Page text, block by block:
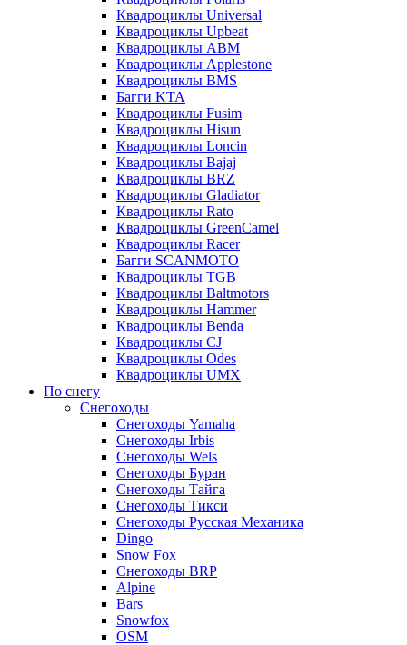
Квадроциклы Universal
Квадроциклы Upbeat
Квадроциклы ABM
Квадроциклы Applestone
Квадроциклы BMS
Багги KTA
Квадроциклы Fusim
Квадроциклы Hisun
Квадроциклы Loncin
Квадроциклы Bajaj
Квадроциклы BRZ
Квадроциклы Gladiator
Квадроциклы Rato
Квадроциклы GreenCamel
Квадроциклы Racer
Багги SCANMOTO
Квадроциклы TGB
Квадроциклы Baltmotors
Квадроциклы Hammer
Квадроциклы Benda
Квадроциклы CJ
Квадроциклы Odes
Квадроциклы UMX
По снегу
Снегоходы
Снегоходы Yamaha
Снегоходы Irbis
Снегоходы Wels
Снегоходы Буран
Снегоходы Тайга
Снегоходы Тикси
Снегоходы Русская Механика
Dingo
Snow Fox
Снегоходы BRP
Alpine
Bars
Snowfox
OSM